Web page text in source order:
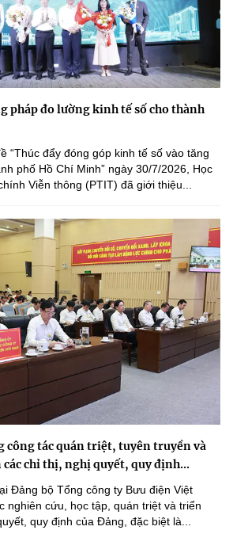
pháp đo lường kinh tế số cho thành
“Thúc đẩy đóng góp kinh tế số vào tăng
phố Hồ Chí Minh” ngày 30/7/2026, Học
Viễn thông (PTIT) đã giới thiệu...
công tác quán triệt, tuyên truyền và
chỉ thị, nghị quyết, quy định...
Đảng bộ Tổng công ty Bưu điện Việt
nghiên cứu, học tập, quán triệt và triển
quy định của Đảng, đặc biệt là...